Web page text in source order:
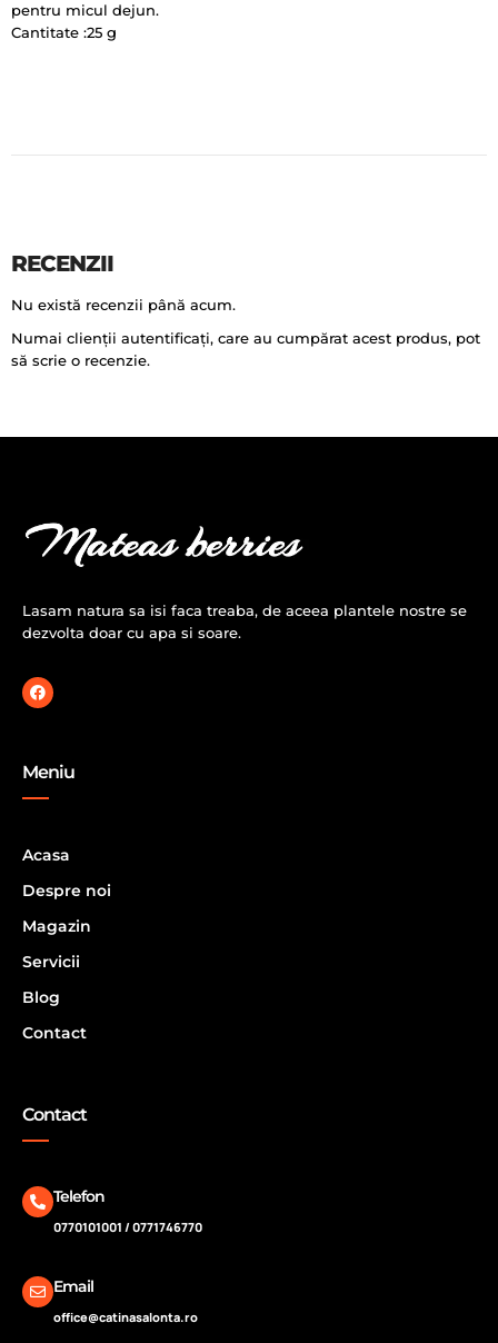
pentru micul dejun.
Cantitate :25 g
RECENZII
Nu există recenzii până acum.
Numai clienții autentificați, care au cumpărat acest produs, pot
să scrie o recenzie.
Lasam natura sa isi faca treaba, de aceea plantele nostre se
dezvolta doar cu apa si soare.
Meniu
Acasa
Despre noi
Magazin
Servicii
Blog
Contact
Contact
Telefon
0770101001 / 0771746770
Email
office@catinasalonta.ro